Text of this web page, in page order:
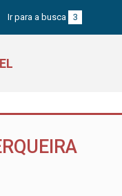
Ir para a busca 3